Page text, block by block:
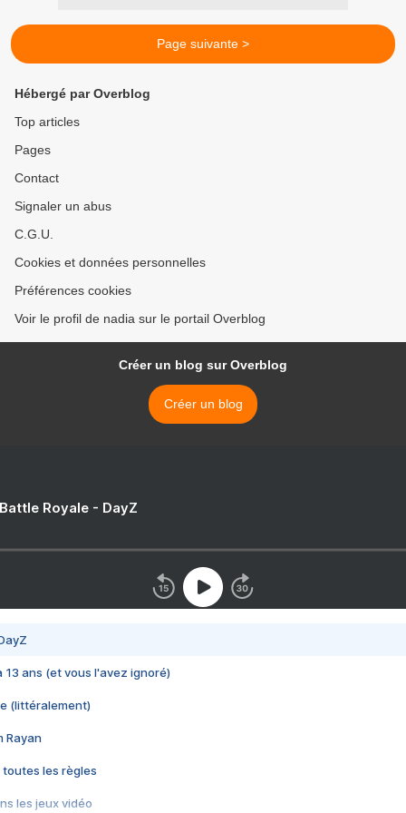
Page suivante >
Hébergé par Overblog
Top articles
Pages
Contact
Signaler un abus
C.G.U.
Cookies et données personnelles
Préférences cookies
Voir le profil de nadia sur le portail Overblog
Créer un blog sur Overblog
Créer un blog
Royale - DayZ
13 ans (et vous l'avez ignoré)
(littéralement)
Rayan
toutes les règles
les jeux vidéo